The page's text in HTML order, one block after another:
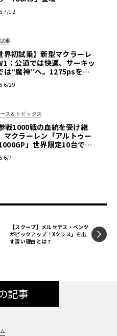
7/12
乗
界初試乗】新型マクラーレ
：公道では快適、サーキッ
は“魔神”へ。1275psを後
VOLANT LAB》
6/29
ス＆トピックス
戦1000戦の血統を受け継
マクラーレン「アルトゥー
」世界限定10台で発
6/7
【スクープ】メルセデス・ベンツ
がピックアップ「Xクラス」を出
す深い理由とは？
記事